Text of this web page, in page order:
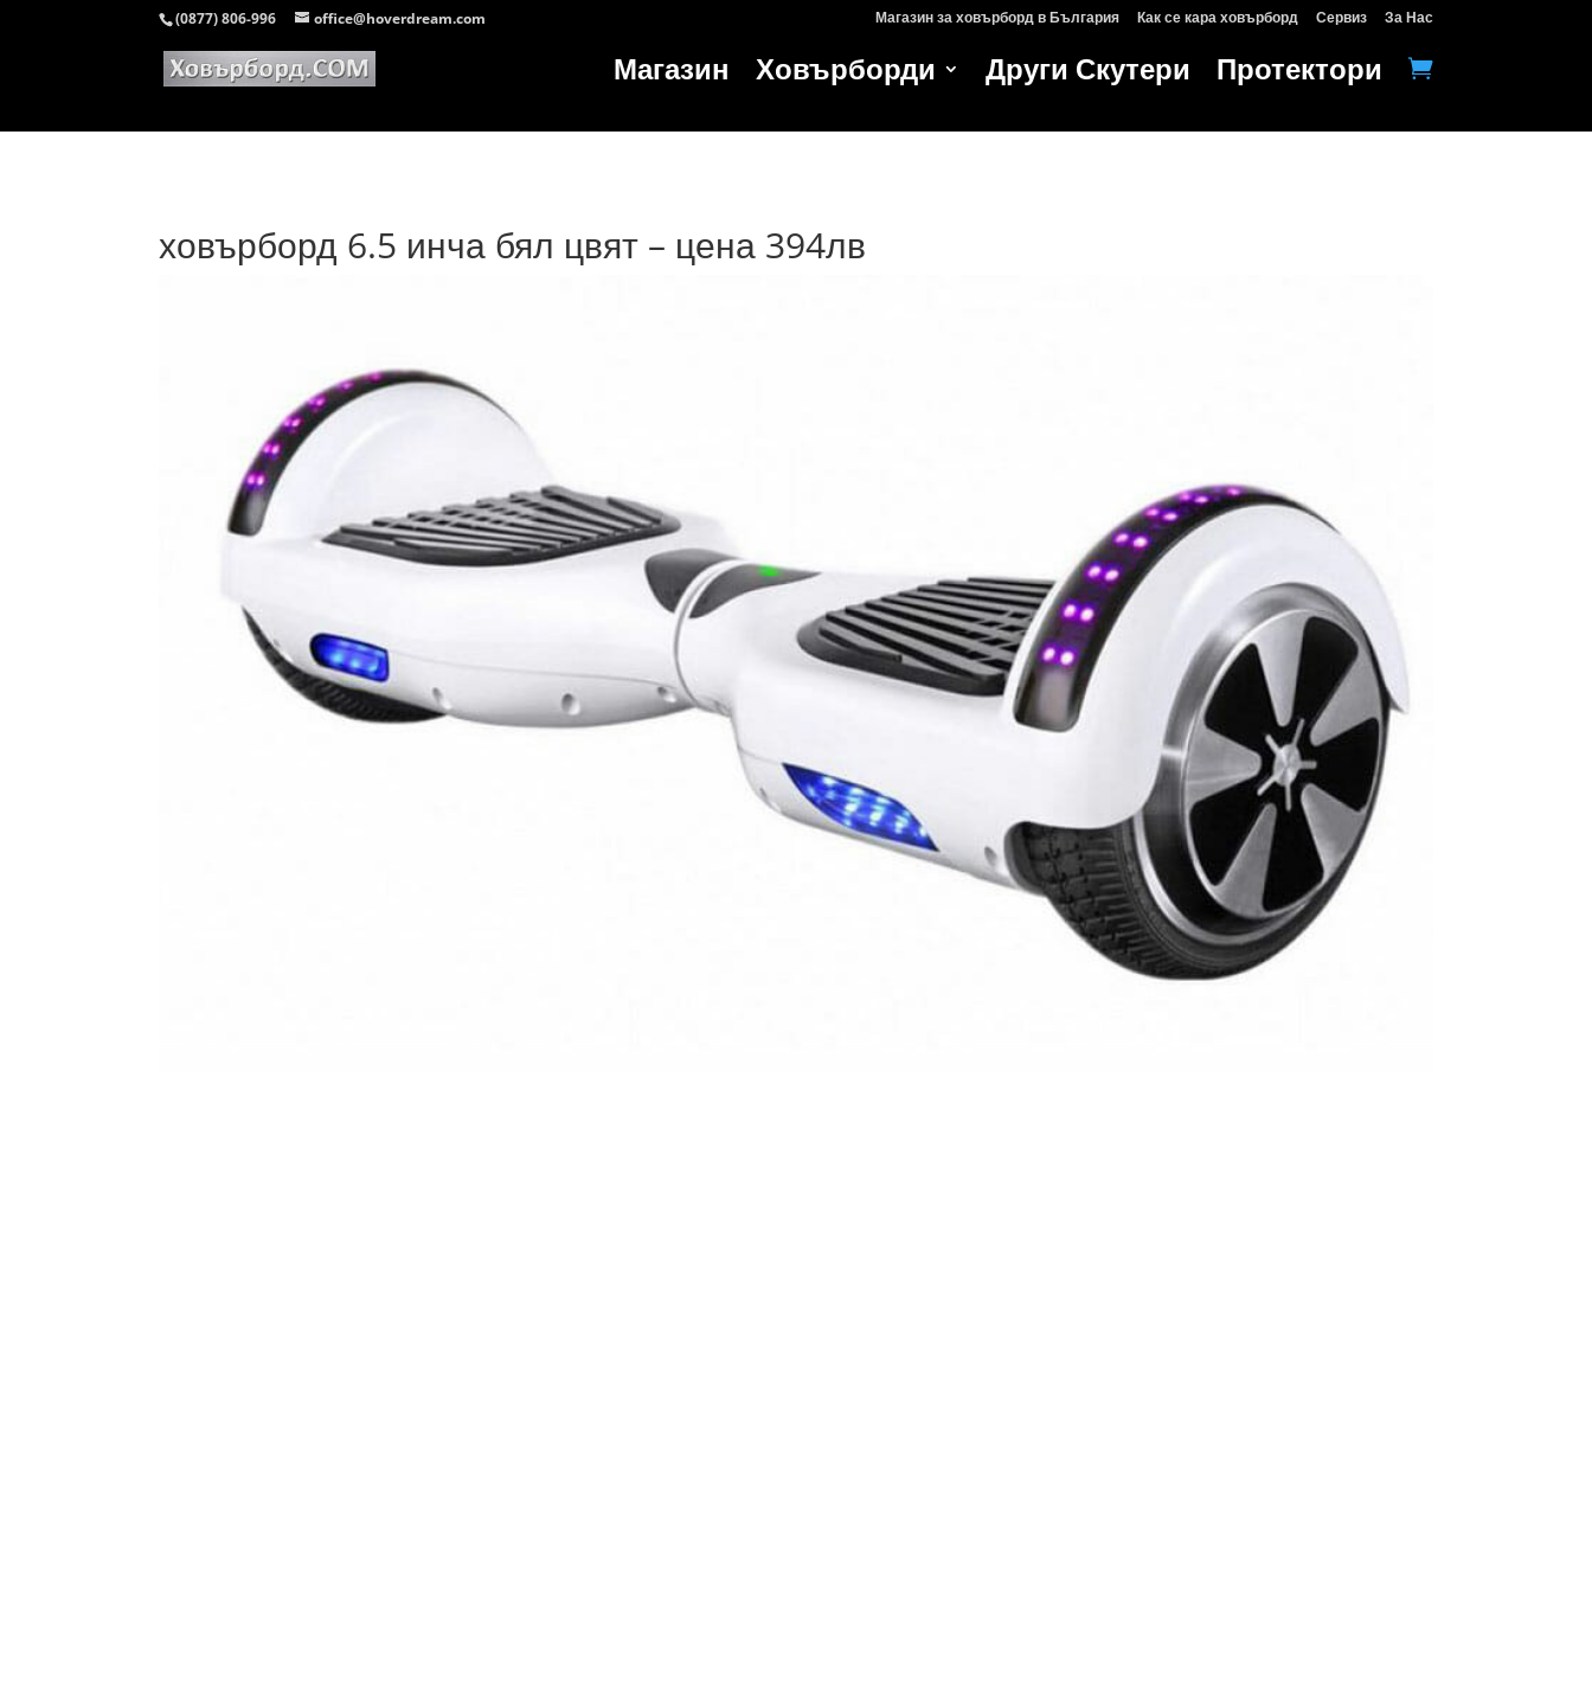
(0877) 806-996 office@hoverdream.com Магазин за ховърборд в България Как се кара ховърборд Сервиз За Нас
Магазин Ховърборди Други Скутери Протектори 
ховърборд 6.5 инча бял цвят – цена 394лв